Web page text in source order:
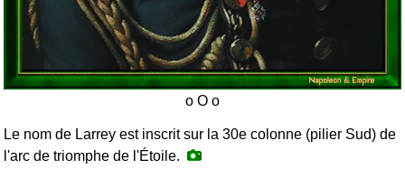
Le nom de Larrey est inscrit sur la 30e colonne (pilier Sud) de
l'arc de triomphe de l'Étoile.